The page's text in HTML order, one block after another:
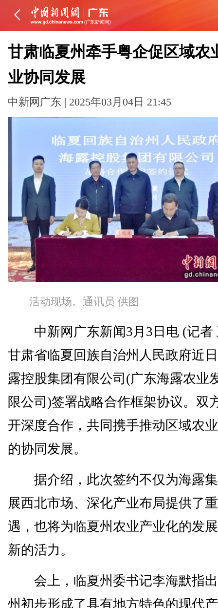
甘肃临夏州牵手粤企促区域农
业协同发展
中新网广东 | 2025年03月04日 21:45
活动现场。通讯员 供图
中新网广东新闻3月3日电 (记者
甘肃省临夏回族自治州人民政府近
露控股集团有限公司(广东海露农业
限公司)签署战略合作框架协议。双
开深度合作，共同携手推动区域农
的协同发展。
据介绍，此次签约不仅为海露
展西北市场、深化产业布局提供了
遇，也将为临夏州农业产业化的发
新的活力。
会上，临夏州委书记李海默指
州初步形成了具有地方特色的现代